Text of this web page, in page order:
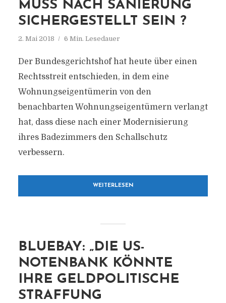
MUSS NACH SANIERUNG
SICHERGESTELLT SEIN ?
2. Mai 2018 6 Min. Lesedauer
Der Bundesgerichtshof hat heute über einen
Rechtsstreit entschieden, in dem eine
Wohnungseigentümerin von den
benachbarten Wohnungseigentümern verlangt
hat, dass diese nach einer Modernisierung
ihres Badezimmers den Schallschutz
verbessern.
WEITERLESEN
BLUEBAY: „DIE US-
NOTENBANK KÖNNTE
IHRE GELDPOLITISCHE
STRAFFUNG